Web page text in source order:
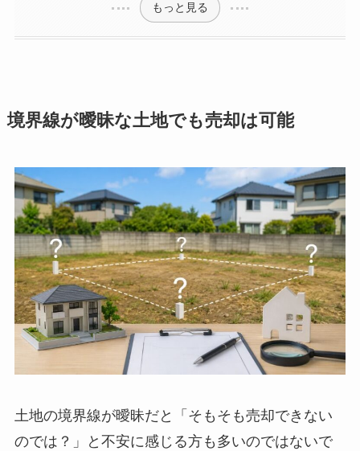
もっと見る
境界線が曖昧な土地でも売却は可能
土地の境界線が曖昧だと「そもそも売却できない
のでは？」と不安に感じる方も多いのではないで